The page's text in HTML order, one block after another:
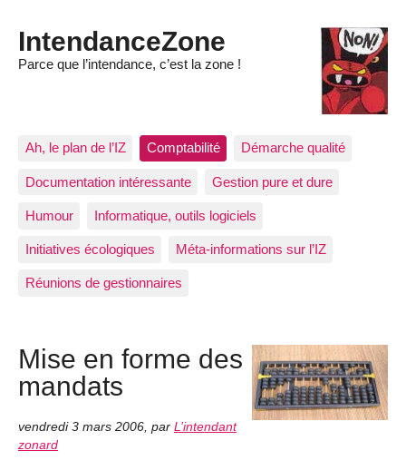
IntendanceZone
Parce que l’intendance, c’est la zone !
Ah, le plan de l’IZ Comptabilité Démarche qualité
Documentation intéressante Gestion pure et dure
Humour Informatique, outils logiciels
Initiatives écologiques Méta-informations sur l’IZ
Réunions de gestionnaires
Mise en forme des
mandats
vendredi 3 mars 2006 par L’intendant
zonard